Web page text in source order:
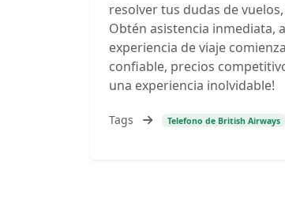
resolver tus dudas de
Obtén asistencia inmediata,
experiencia de viaje
confiable, precios
una experiencia inolvidable!
Tags Telefono de British Airways